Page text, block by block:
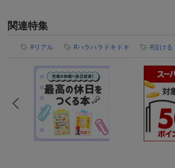
関連特集
#リアル #ハラハラドキドキ #泣ける